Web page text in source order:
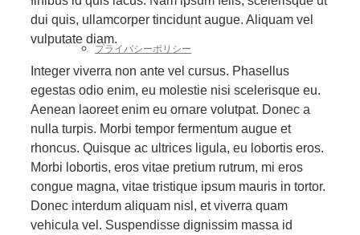
プライバシーポリシー
dui quis, ullamcorper tincidunt augue. Aliquam vel
vulputate diam.
Integer viverra non ante vel cursus. Phasellus
egestas odio enim, eu molestie nisi scelerisque eu.
Aenean laoreet enim eu ornare volutpat. Donec a
nulla turpis. Morbi tempor fermentum augue et
rhoncus. Quisque ac ultrices ligula, eu lobortis eros.
Morbi lobortis, eros vitae pretium rutrum, mi eros
congue magna, vitae tristique ipsum mauris in tortor.
Donec interdum aliquam nisl, et viverra quam
vehicula vel. Suspendisse dignissim massa id